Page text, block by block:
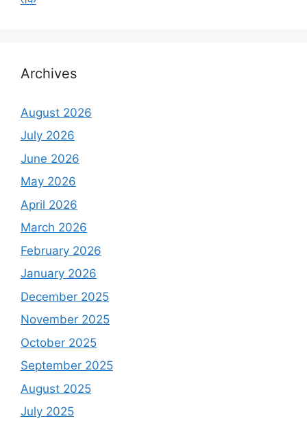
Archives
August 2026
July 2026
June 2026
May 2026
April 2026
March 2026
February 2026
January 2026
December 2025
November 2025
October 2025
September 2025
August 2025
July 2025